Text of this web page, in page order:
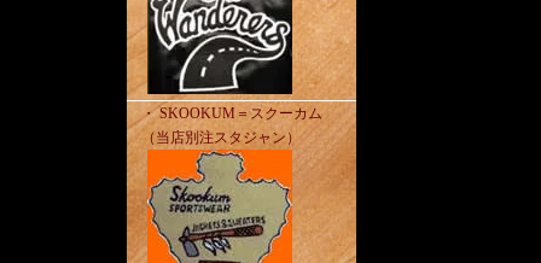
・ SKOOKUM＝スクーカム
（当店別注スタジャン）